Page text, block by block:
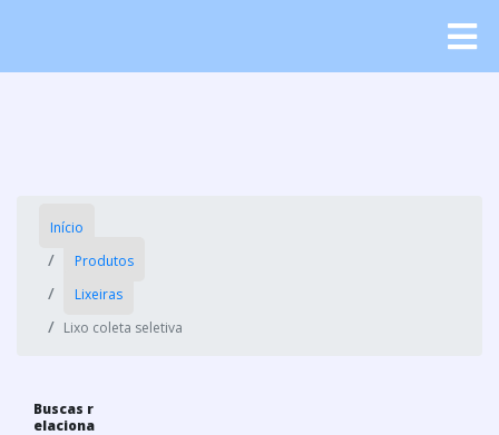
Início
Produtos
Lixeiras
Lixo coleta seletiva
Buscas r
elaciona